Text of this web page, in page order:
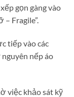
gọn gàng vào
– Fragile”.
tiếp vào các
nếp áo
việc khảo sát kỹ